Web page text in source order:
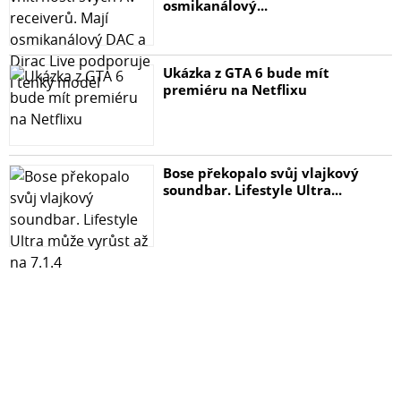
ekosystému Galaxy
Prémiová konstrukce Enhanced Armor Aluminum s
certifikací IP68
Velkokapacitní 10 090mAh baterie s famózní výdrží a
podporou 45W rychlonabíjení
Nejmodernější operační systém Android 14 &amp;
Ikonický vzhled. Ikonický pocit.
Inovace je cítit v každém detailu. Třeba v nových
designových akcentech pera S Pen, nabíjecí ploše a
dekoru fotoaparátu. Každý z prvků je navíc úžasný na
dotek. Nechte se okouzlit sytějšími barvami a věrnějšími
osmikanálový...
Ukázka z GTA 6 bude mít
premiéru na Netflixu
Bose překopalo svůj vlajkový
soundbar. Lifestyle Ultra...